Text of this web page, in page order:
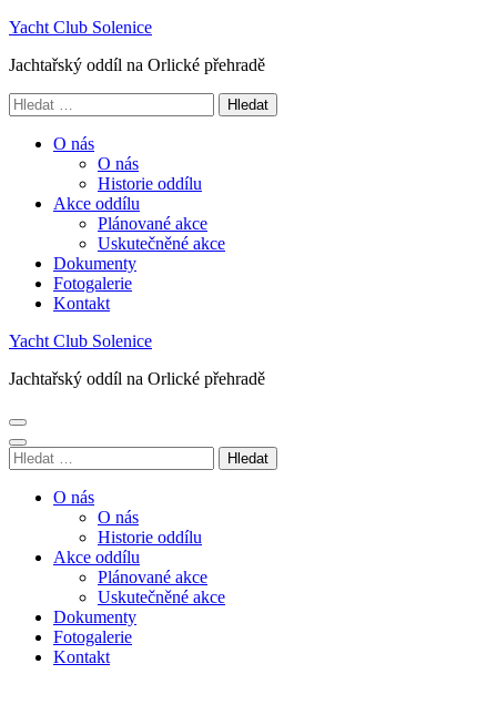
Přeskočit
obsah
Enter)
Yacht Club Solenice
Jachtařský oddíl na Orlické přehradě
Vyhledávání
O nás
O nás
Historie oddílu
Akce oddílu
Plánované akce
Uskutečněné akce
Dokumenty
Fotogalerie
Kontakt
Yacht Club Solenice
Jachtařský oddíl na Orlické přehradě
Vyhledávání
O nás
O nás
Historie oddílu
Akce oddílu
Plánované akce
Uskutečněné akce
Dokumenty
Fotogalerie
Kontakt